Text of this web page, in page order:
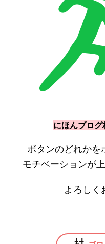
にほんブログ
ボタンのどれかを
モチベーションが
よろしく